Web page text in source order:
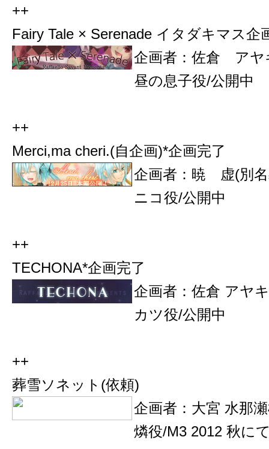
++
Fairy Tale × Serenade イタダキマス企
企画者： 佐倉 アヤ
昼の息子役/公開中
++
Merci,ma cheri.(自企画)*企画完了
企画者：暁 虚(別
ニコ役/公開中
++
TECHONA*企画完了
企画者：佐倉 アヤ
カツ役/公開中
++
葬雪ソネット(依頼)
企画者：大宮 水那
燐役/M3 2012 秋に